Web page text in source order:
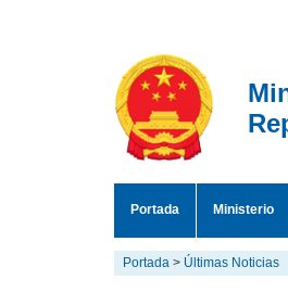
Portada Ministerio
Portada > Últimas Noticias